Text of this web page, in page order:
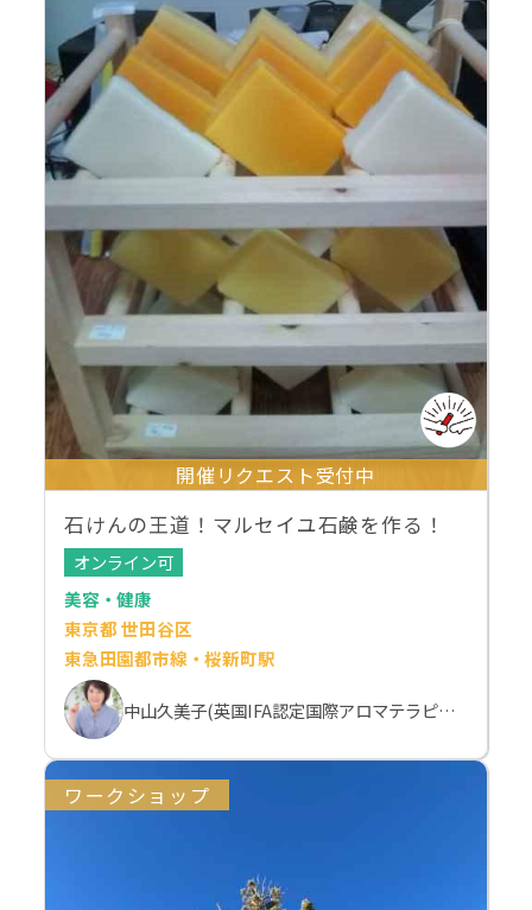
開催リクエスト受付中
石けんの王道！マルセイユ石鹸を作る！
オンライン可
美容・健康
東京都 世田谷区
東急田園都市線・桜新町駅
中山久美子(英国IFA認定国際アロマテラピスト）
ワークショップ